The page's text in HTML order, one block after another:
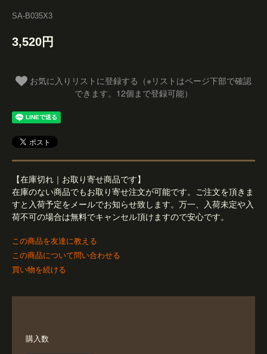
SA-B035X3
3,520円
できます。12個まで登録可能）
【在庫切れ｜お取り寄せ商品です】
在庫のない商品でもお取り寄せ注文が可能です。ご注文を頂きま
すと入荷予定をメールでお知らせ致します。万一、入荷未定や入
荷不可の場合は無料でキャンセル頂けますので安心です。
この商品を友達に教える
この商品について問い合わせる
買い物を続ける
購入数